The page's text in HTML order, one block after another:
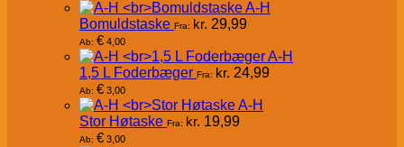
A-H
Bomuldstaske Fra: kr. 29,99
Ab: € 4,00
A-H
1,5 L Foderbæger Fra: kr. 24,99
Ab: € 3,00
A-H
Stor Høtaske Fra: kr. 19,99
Ab: € 3,00